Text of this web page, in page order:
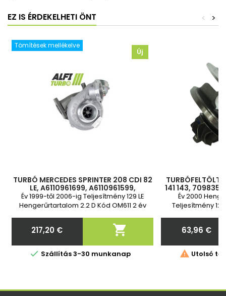
EZ IS ÉRDEKELHETI ÖNT >
<
Tömítések mellékelve
Új
TURBÓ MERCEDES SPRINTER 208 CDI 82
LE, A6110961699, A6110961599,
A6110960899, 778794-1, 726698-3,
726698-2, 726698-1, 709836-4,
Év 1999-től 2006-ig Teljesítmény 129 LE
Hengerűrtartalom 2.2 D Kód OM611 2 év
Ár
217,20 € 
 Szállítás 3-30 munkanap
141 143,
709836-0001,
0001,
Év 2000
Teljesítmény 122
Ár
63,96 €
 Utolsó